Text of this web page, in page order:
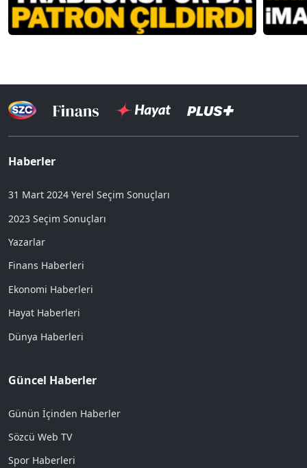
Haberler
31 Mart 2024 Yerel Seçim Sonuçları
2023 Seçim Sonuçları
Yazarlar
Finans Haberleri
Ekonomi Haberleri
Hayat Haberleri
Dünya Haberleri
Güncel Haberler
Günün İçinden Haberler
Sözcü Web TV
Spor Haberleri